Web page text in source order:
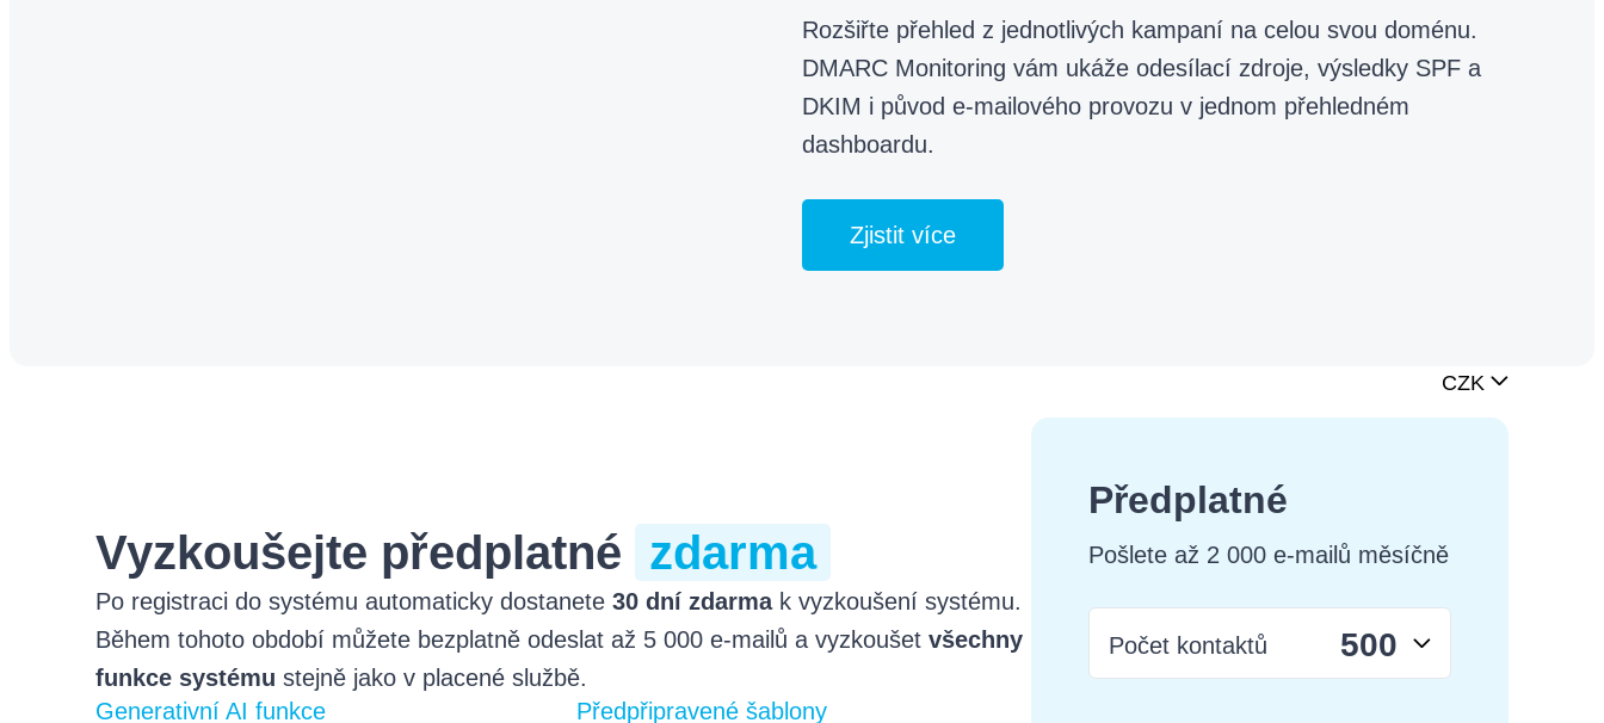
Rozšiřte přehled z jednotlivých kampaní na celou svou doménu.
DMARC Monitoring vám ukáže odesílací zdroje, výsledky SPF a
DKIM i původ e-mailového provozu v jednom přehledném
dashboardu.
Zjistit více
Měna
Vyzkoušejte předplatné zdarma
Po registraci do systému automaticky dostanete 30 dní zdarmak vyzkoušení systému.
Během tohoto období můžete bezplatně odeslat až 5 000 e-mailů a vyzkoušet všechny
funkce systému stejně jako v placené službě.
Generativní AI funkce
Předpřipravené šablony
Předplatné
Pošlete až 2 000 e-mailů měsíčně
Počet kontaktů